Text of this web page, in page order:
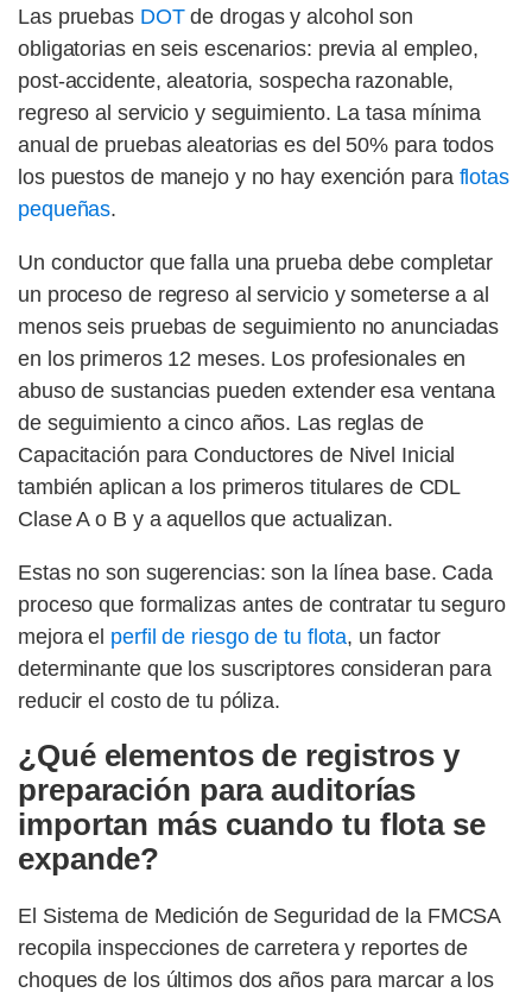
Las pruebas DOTde drogas y alcohol son
obligatorias en seis escenarios: previa al empleo,
post-accidente, aleatoria, sospecha razonable,
regreso al servicio y seguimiento. La tasa mínima
anual de pruebas aleatorias es del 50% para todos
los puestos de manejo y no hay exención para flotas
pequeñas.
Un conductor que falla una prueba debe completar
un proceso de regreso al servicio y someterse a al
menos seis pruebas de seguimiento no anunciadas
en los primeros 12 meses. Los profesionales en
abuso de sustancias pueden extender esa ventana
de seguimiento a cinco años. Las reglas de
Capacitación para Conductores de Nivel Inicial
también aplican a los primeros titulares de CDL
Clase A o B y a aquellos que actualizan.
Estas no son sugerencias: son la línea base. Cada
proceso que formalizas antes de contratar tu seguro
mejora el perfil de riesgo de tu flota, un factor
determinante que los suscriptores consideran para
reducir el costo de tu póliza.
¿Qué elementos de registros y
preparación para auditorías
importan más cuando tu flota se
expande?
El Sistema de Medición de Seguridad de la FMCSA
recopila inspecciones de carretera y reportes de
choques de los últimos dos años para marcar a los